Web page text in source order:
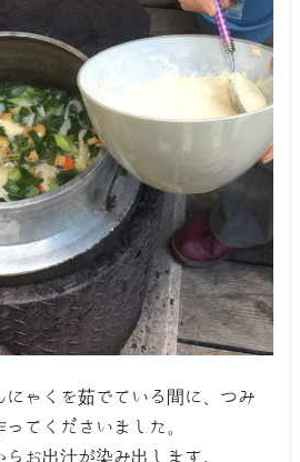
ゃくを茹でている間に、つみ
てくださいました。
お出汁が染み出します。